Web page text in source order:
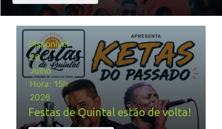
Disponível
26
Julho
Hora: 15h
2026
Festas de Quintal estão de volta!